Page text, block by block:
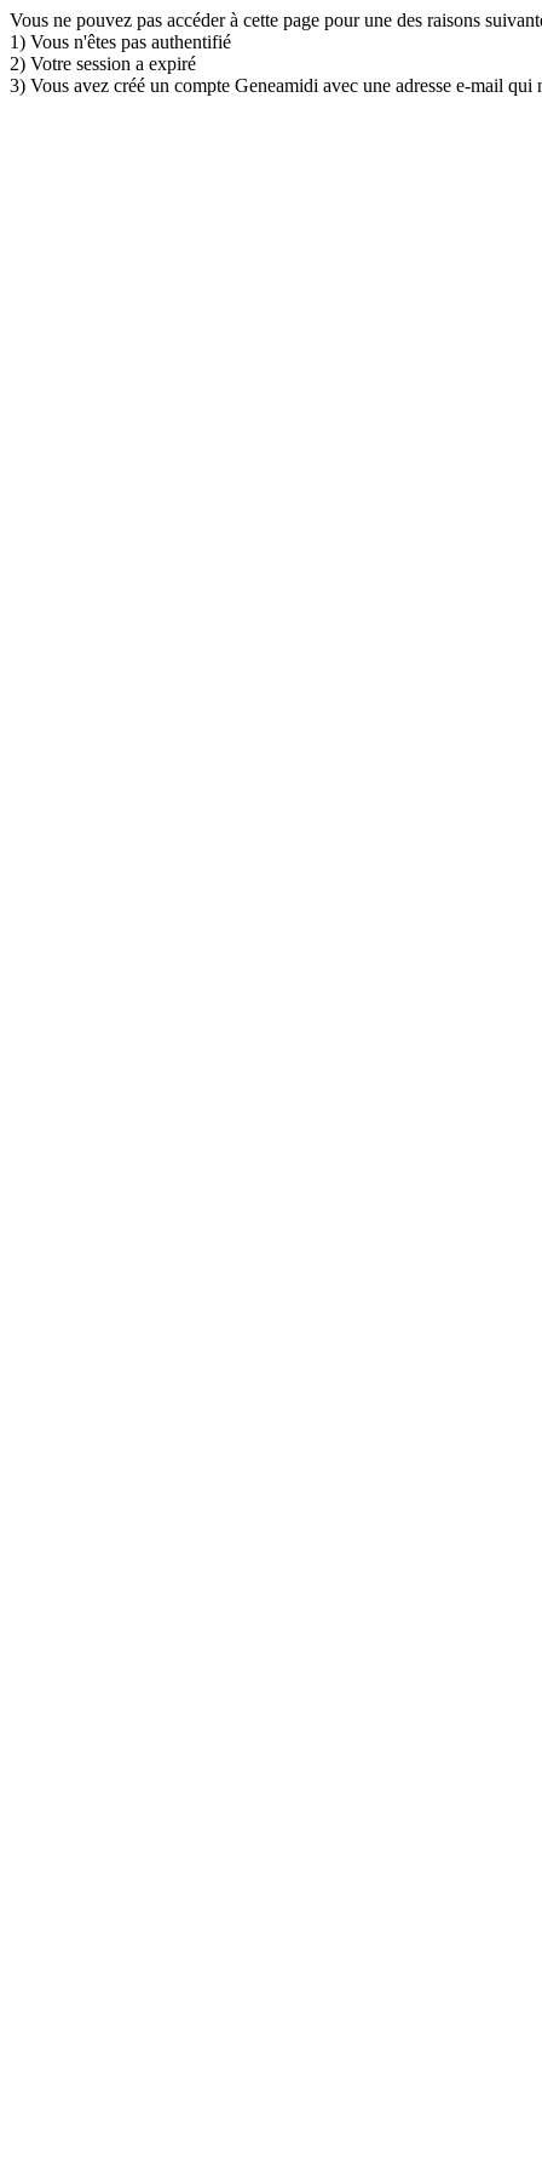
Vous ne pouvez pas accéder à cette page pour une des raisons
1) Vous n'êtes pas authentifié
2) Votre session a expiré
3) Vous avez créé un compte Geneamidi avec une adresse e-mail qui